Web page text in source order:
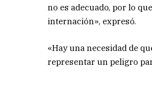
no es adecuado, por lo
internación», expresó.
«Hay una necesidad de
representar un peligro